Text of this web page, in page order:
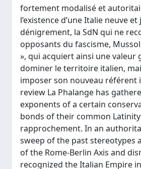
fortement modalisé et
l’existence d’une Italie neuve
dénigrement, la SdN qui ne
opposants du fascisme,
», qui acquiert ainsi une
dominer le territoire italien,
imposer son nouveau référent
review La Phalange has
exponents of a certain
bonds of their common
rapprochement. In an
sweep of the past stereotypes
of the Rome‑Berlin Axis and
recognized the Italian Empire